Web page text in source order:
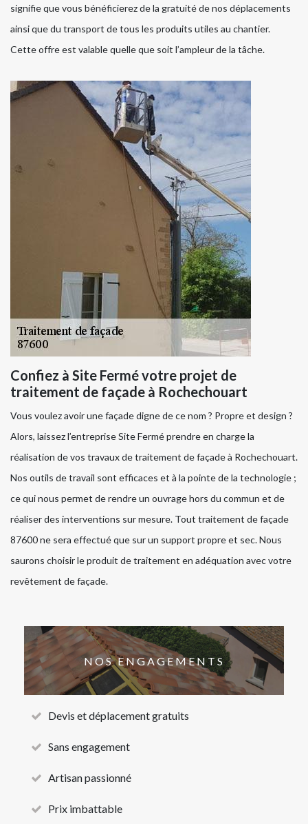
signifie que vous bénéficierez de la gratuité de nos déplacements
ainsi que du transport de tous les produits utiles au chantier.
Cette offre est valable quelle que soit l’ampleur de la tâche.
Confiez à Site Fermé votre projet de
traitement de façade à Rochechouart
Vous voulez avoir une façade digne de ce nom ? Propre et design ?
Alors, laissez l’entreprise Site Fermé prendre en charge la
réalisation de vos travaux de traitement de façade à Rochechouart.
Nos outils de travail sont efficaces et à la pointe de la technologie ;
ce qui nous permet de rendre un ouvrage hors du commun et de
réaliser des interventions sur mesure. Tout traitement de façade
87600 ne sera effectué que sur un support propre et sec. Nous
saurons choisir le produit de traitement en adéquation avec votre
revêtement de façade.
NOS ENGAGEMENTS
Devis et déplacement gratuits
Sans engagement
Artisan passionné
Prix imbattable